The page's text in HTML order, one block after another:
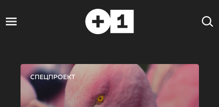
СПЕЦПРОЕКТ